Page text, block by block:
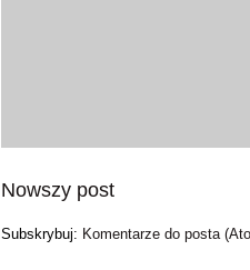
Nowszy post
Subskrybuj: Komentarze do posta